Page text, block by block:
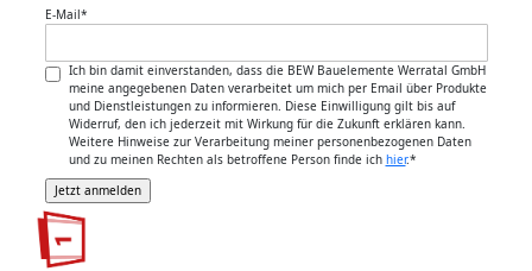
E-Mail*
Ich bin damit einverstanden, dass die BEW Bauelemente Werratal GmbH
meine angegebenen Daten verarbeitet um mich per Email über Produkte
und Dienstleistungen zu informieren. Diese Einwilligung gilt bis auf
Widerruf, den ich jederzeit mit Wirkung für die Zukunft erklären kann.
Weitere Hinweise zur Verarbeitung meiner personenbezogenen Daten
und zu meinen Rechten als betroffene Person finde ich hier.*